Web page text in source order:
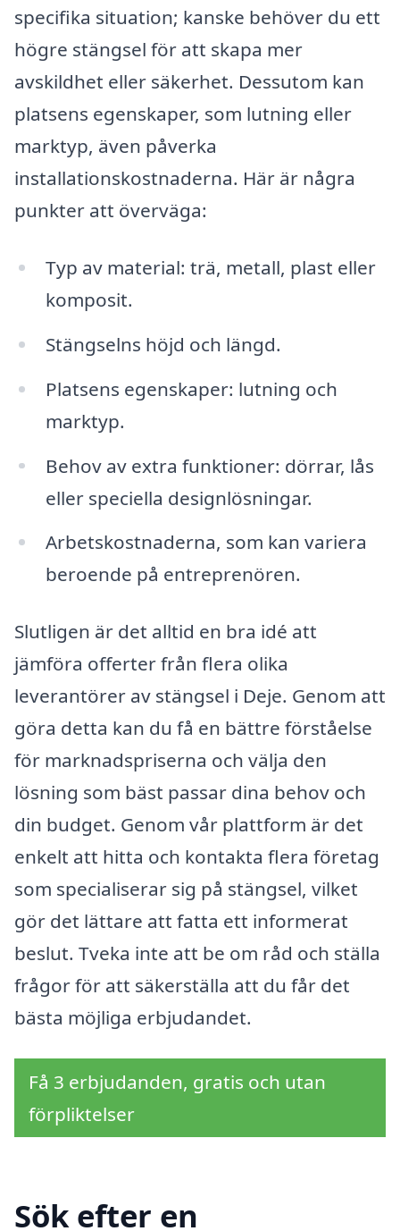
specifika situation; kanske behöver du ett
högre stängsel för att skapa mer
avskildhet eller säkerhet. Dessutom kan
platsens egenskaper, som lutning eller
marktyp, även påverka
installationskostnaderna. Här är några
punkter att överväga:
Typ av material: trä, metall, plast eller
komposit.
Stängselns höjd och längd.
Platsens egenskaper: lutning och
marktyp.
Behov av extra funktioner: dörrar, lås
eller speciella designlösningar.
Arbetskostnaderna, som kan variera
beroende på entreprenören.
Slutligen är det alltid en bra idé att
jämföra offerter från flera olika
leverantörer av stängsel i Deje. Genom att
göra detta kan du få en bättre förståelse
för marknadspriserna och välja den
lösning som bäst passar dina behov och
din budget. Genom vår plattform är det
enkelt att hitta och kontakta flera företag
som specialiserar sig på stängsel, vilket
gör det lättare att fatta ett informerat
beslut. Tveka inte att be om råd och ställa
frågor för att säkerställa att du får det
bästa möjliga erbjudandet.
Få 3 erbjudanden, gratis och utan
förpliktelser
Sök efter en